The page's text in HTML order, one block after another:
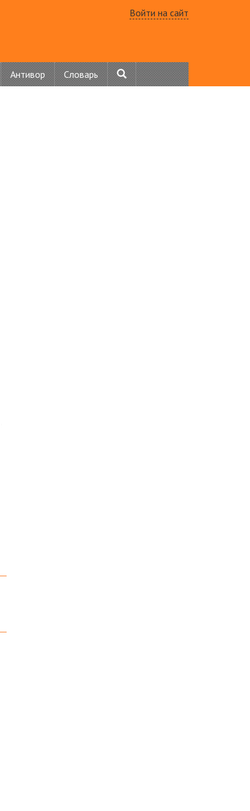
Войти на сайт
Антивор Словарь